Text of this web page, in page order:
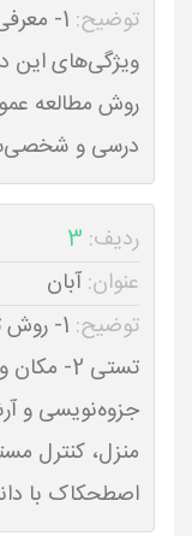
توضیح: 1-
درسی و
ردیف: 3
عنوان: آبان
توضیح: 1-
تستی 2-
منزل، کنترل
اصطحکاک با